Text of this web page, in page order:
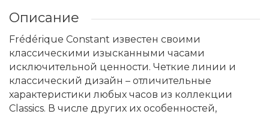
Описание
Frédérique Constant известен своими
классическими изысканными часами
исключительной ценности. Четкие линии и
классический дизайн – отличительные
характеристики любых часов из коллекции
Classics. В числе других их особенностей,